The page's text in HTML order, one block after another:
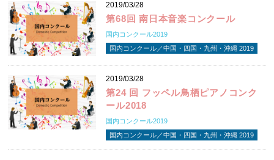
2019/03/28
第68回 南日本音楽コンクール
国内コンクール2019
国内コンクール／中国・四国・九州・沖縄 2019
2019/03/28
第24 回 フッペル鳥栖ピアノコンク
ール2018
国内コンクール2019
国内コンクール／中国・四国・九州・沖縄 2019